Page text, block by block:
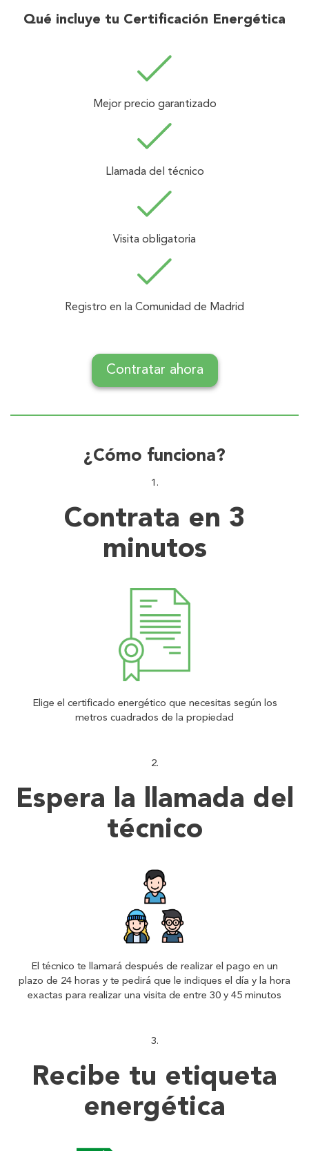
Qué incluye tu Certificación Energética
Mejor precio garantizado
Llamada del técnico
Visita obligatoria
Registro en la Comunidad de Madrid
Contratar ahora
¿Cómo funciona?
Contrata en 3
minutos
Elige el certificado energético que necesitas según los
metros cuadrados de la propiedad
Espera la llamada del
técnico
El técnico te llamará después de realizar el pago en un
plazo de 24 horas y te pedirá que le indiques el día y la hora
exactas para realizar una visita de entre 30 y 45 minutos
Recibe tu etiqueta
energética